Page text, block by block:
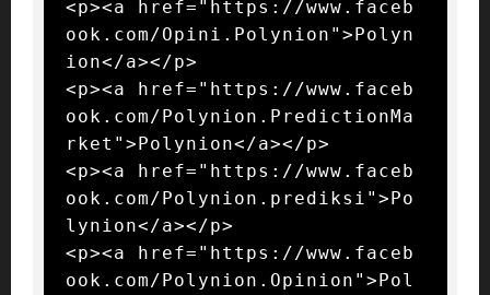
<p><a href="https://www.faceb
ook.com/Opini.Polynion">Polyn
ion</a></p>
<p><a href="https://www.faceb
ook.com/Polynion.PredictionMa
rket">Polynion</a></p>
<p><a href="https://www.faceb
ook.com/Polynion.prediksi">Po
lynion</a></p>
<p><a href="https://www.faceb
ook.com/Polynion.Opinion">Pol